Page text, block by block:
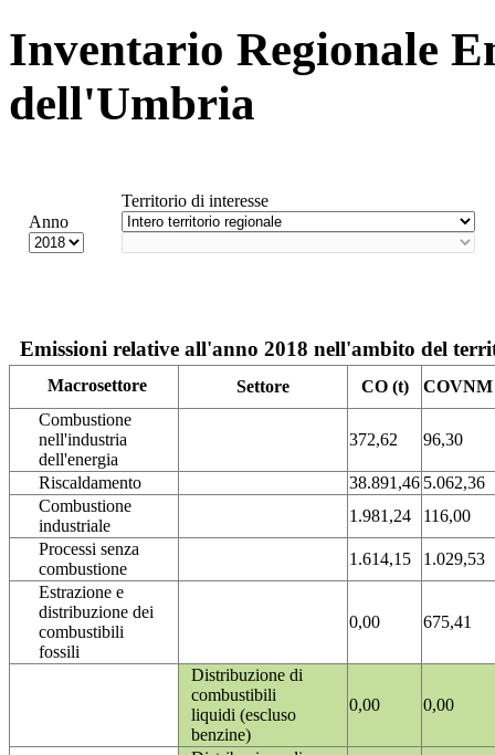
Inventario Regionale
dell'Umbria
Anno
Territorio di interesse
Emissioni relative all'anno 2018 nell'ambito del
Macrosettore Settore CO (t)
COVNM
Combustione
nell'industria
dell'energia
372,62 96,30
Riscaldamento 38.891,46 5.062,36
Combustione
industriale
1.981,24
116,00
Processi senza
combustione
1.614,15
1.029,53
Estrazione e
distribuzione dei
combustibili
fossili
0,00 675,41
Distribuzione di
combustibili
liquidi (escluso
benzine)
0,00 0,00